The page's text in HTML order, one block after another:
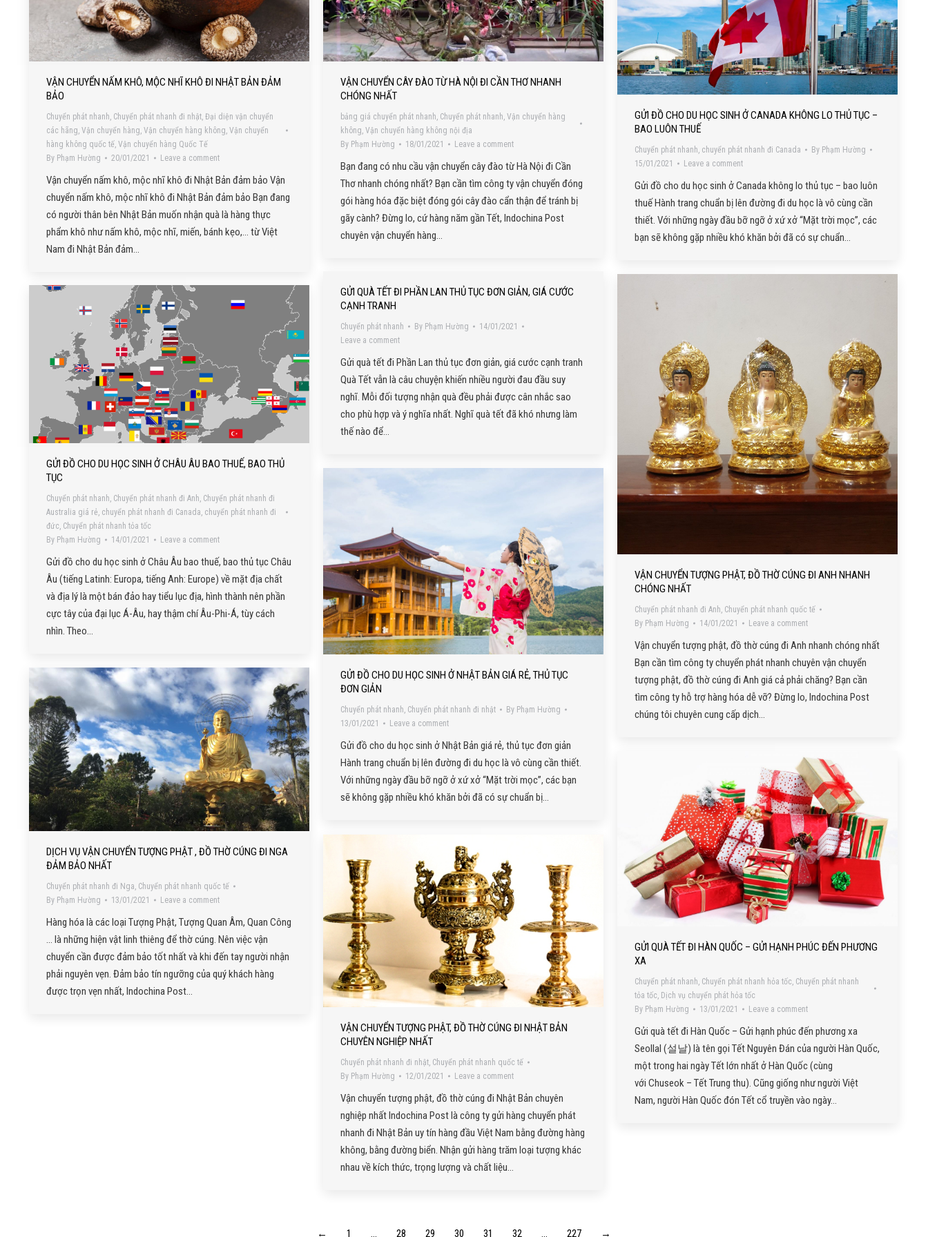
VẬN CHUYỂN NẤM KHÔ, MỘC NHĨ KHÔ ĐI NHẬT BẢN ĐẢM
BẢO
Chuyển phát nhanh Chuyển phát nhanh đi nhật Đại diện vận chuyển
các hãng Vận chuyển hàng Vận chuyển hàng không Vận chuyển
hàng không quốc tế Vận chuyển hàng Quốc Tế
By Phạm Hường 20/01/2021 Leave a comment
Vận chuyển nấm khô, mộc nhĩ khô đi Nhật Bản đảm bảo Vận
chuyển nấm khô, mộc nhĩ khô đi Nhật Bản đảm bảo Bạn đang
có người thân bên Nhật Bản muốn nhận quà là hàng thực
phẩm khô như nấm khô, mộc nhĩ, miến, bánh kẹo,… từ Việt
Nam đi Nhật Bản đảm…
VẬN CHUYỂN CÂY ĐÀO TỪ HÀ NỘI ĐI CẦN THƠ NHANH
CHÓNG NHẤT
bảng giá chuyển phát nhanh Chuyển phát nhanh Vận chuyển hàng
không Vận chuyển hàng không nội địa
By Phạm Hường 18/01/2021 Leave a comment
Bạn đang có nhu cầu vận chuyển cây đào từ Hà Nội đi Cần
Thơ nhanh chóng nhất? Bạn cần tìm công ty vận chuyển đóng
gói hàng hóa đặc biệt đóng gói cây đào cẩn thận để tránh bị
gãy cành? Đừng lo, cứ hàng năm gần Tết, Indochina Post
chuyên vận chuyển hàng…
GỬI ĐỒ CHO DU HỌC SINH Ở CANADA KHÔNG LO THỦ TỤC –
BAO LUÔN THUẾ
Chuyển phát nhanh, chuyển phát nhanh đi Canada By Phạm Hường
15/01/2021
Leave a comment
Gửi đồ cho du học sinh ở Canada không lo thủ tục – bao luôn
thuế Hành trang chuẩn bị lên đường đi du học là vô cùng cần
thiết. Với những ngày đầu bỡ ngỡ ở xứ xở “Mặt trời mọc”, các
bạn sẽ không gặp nhiều khó khăn bởi đã có sự chuẩn…
GỬI QUÀ TẾT ĐI PHẦN LAN THỦ TỤC ĐƠN GIẢN, GIÁ CƯỚC
CẠNH TRANH
Chuyển phát nhanh By Phạm Hường
14/01/2021
Leave a comment
Gửi quà tết đi Phần Lan thủ tục đơn giản, giá cước cạnh tranh
Quà Tết vẫn là câu chuyện khiến nhiều người đau đầu suy
nghĩ. Mỗi đối tượng nhận quà đều phải được cân nhắc sao
cho phù hợp và ý nghĩa nhất. Nghĩ quà tết đã khó nhưng làm
thế nào để…
VẬN CHUYỂN TƯỢNG PHẬT, ĐỒ THỜ CÚNG ĐI ANH NHANH
CHÓNG NHẤT
Chuyển phát nhanh đi Anh, Chuyển phát nhanh quốc tế
By Phạm Hường 14/01/2021 Leave a comment
Vận chuyển tượng phật, đồ thờ cúng đi Anh nhanh chóng nhất
Bạn cần tìm công ty chuyển phát nhanh chuyên vận chuyển
tượng phật, đồ thờ cúng đi Anh giá cả phải chăng? Bạn cần
tìm công ty hỗ trợ hàng hóa dễ vỡ? Đừng lo, Indochina Post
chúng tôi chuyên cung cấp dịch…
GỬI ĐỒ CHO DU HỌC SINH Ở CHÂU ÂU BAO THUẾ, BAO THỦ
TỤC
Chuyển phát nhanh Chuyển phát nhanh đi Anh Chuyển phát nhanh đi
Australia giá rẻ chuyển phát nhanh đi Canada chuyển phát nhanh đi
đức Chuyển phát nhanh tỏa tốc
By Phạm Hường 14/01/2021 Leave a comment
Gửi đồ cho du học sinh ở Châu Âu bao thuế, bao thủ tục Châu
Âu (tiếng Latinh: Europa, tiếng Anh: Europe) về mặt địa chất
và địa lý là một bán đảo hay tiểu lục địa, hình thành nên phần
cực tây của đại lục Á-Âu, hay thậm chí Âu-Phi-Á, tùy cách
nhìn. Theo…
GỬI ĐỒ CHO DU HỌC SINH Ở NHẬT BẢN GIÁ RẺ, THỦ TỤC
ĐƠN GIẢN
Chuyển phát nhanh, Chuyển phát nhanh đi nhật By Phạm Hường
13/01/2021
Leave a comment
Gửi đồ cho du học sinh ở Nhật Bản giá rẻ, thủ tục đơn giản
Hành trang chuẩn bị lên đường đi du học là vô cùng cần thiết.
Với những ngày đầu bỡ ngỡ ở xứ xở “Mặt trời mọc”, các bạn
sẽ không gặp nhiều khó khăn bởi đã có sự chuẩn bị…
DỊCH VỤ VẬN CHUYỂN TƯỢNG PHẬT , ĐỒ THỜ CÚNG ĐI NGA
ĐẢM BẢO NHẤT
Chuyển phát nhanh đi Nga Chuyển phát nhanh quốc tế
By Phạm Hường 13/01/2021 Leave a comment
Hàng hóa là các loại Tượng Phật, Tượng Quan Âm, Quan Công
… là những hiện vật linh thiêng để thờ cúng. Nên việc vận
chuyển cần được đảm bảo tốt nhất và khi đến tay người nhận
phải nguyên vẹn. Đảm bảo tín ngưỡng của quý khách hàng
được trọn vẹn nhất, Indochina Post…
GỬI QUÀ TẾT ĐI HÀN QUỐC – GỬI HẠNH PHÚC ĐẾN PHƯƠNG
XA
Chuyển phát nhanh Chuyển phát nhanh hỏa tốc Chuyển phát nhanh
tỏa tốc Dịch vụ chuyển phát hỏa tốc
By Phạm Hường 13/01/2021 Leave a comment
Gửi quà tết đi Hàn Quốc – Gửi hạnh phúc đến phương xa
Seollal (설날) là tên gọi Tết Nguyên Đán của người Hàn Quốc,
một trong hai ngày Tết lớn nhất ở Hàn Quốc (cùng
với Chuseok – Tết Trung thu). Cũng giống như người Việt
Nam, người Hàn Quốc đón Tết cổ truyền vào ngày…
VẬN CHUYỂN TƯỢNG PHẬT, ĐỒ THỜ CÚNG ĐI NHẬT BẢN
CHUYÊN NGHIỆP NHẤT
Chuyển phát nhanh đi nhật, Chuyển phát nhanh quốc tế
By Phạm Hường 12/01/2021 Leave a comment
Vận chuyển tượng phật, đồ thờ cúng đi Nhật Bản chuyên
nghiệp nhất Indochina Post là công ty gửi hàng chuyển phát
nhanh đi Nhật Bản uy tín hàng đầu Việt Nam bằng đường hàng
không, bằng đường biển. Nhận gửi hàng trăm loại tượng khác
nhau về kích thức, trọng lượng và chất liệu…
← 1 … 28 29 30 31 32 … 227 →